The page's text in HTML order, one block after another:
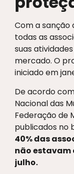
Com a sanção
todas as
suas
mercado. O
iniciado em
De acordo
Nacional das
Federação de
publicados no
40% das
não estavam
julho.